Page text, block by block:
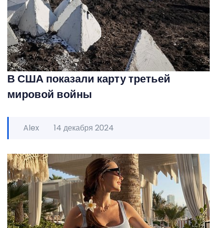
В США показали карту третьей
мировой войны
Alex 14 декабря 2024